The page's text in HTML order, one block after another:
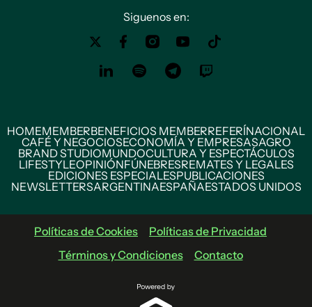
Siguenos en:
HOMEMEMBERBENEFICIOS MEMBERREFERÍNACIONAL
CAFÉ Y NEGOCIOSECONOMÍA Y EMPRESASAGRO
BRAND STUDIOMUNDOCULTURA Y ESPECTÁCULOS
LIFESTYLEOPINIÓNFÚNEBRESREMATES Y LEGALES
EDICIONES ESPECIALESPUBLICACIONES
NEWSLETTERSARGENTINAESPAÑAESTADOS UNIDOS
Políticas de Cookies
Políticas de Privacidad
Términos y Condiciones
Contacto